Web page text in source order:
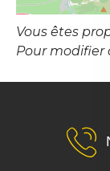
Vous êtes
Pour modifier